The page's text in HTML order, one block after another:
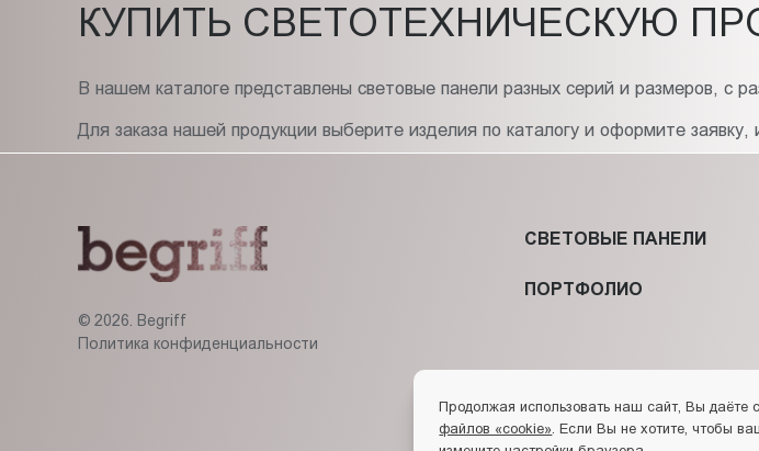
КУПИТЬ СВЕТОТЕХНИЧЕСКУЮ
В нашем каталоге представлены световые панели разных серий и размеров, с
Для заказа нашей продукции выберите изделия по каталогу и оформите
© 2026. Begriff
Политика конфиденциальности
СВЕТОВЫЕ ПАНЕЛИ
ПОРТФОЛИО
Продолжая использовать наш сайт, Вы даёте
файлов «cookie» . Если Вы не хотите, чтобы